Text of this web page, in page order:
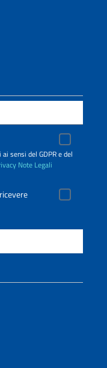
sensi del GDPR e del
Note Legali